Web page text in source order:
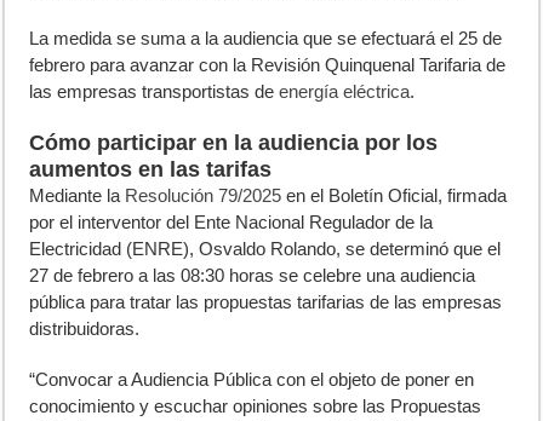
La medida se suma a la audiencia que se efectuará el 25 de
febrero para avanzar con la Revisión Quinquenal Tarifaria de
las empresas transportistas deenergía eléctrica.
Cómo participar en la audiencia por los
aumentos en las tarifas
Mediante la Resolución 79/2025 en el Boletín Oficial, firmada
por el interventor del Ente Nacional Regulador de la
Electricidad (ENRE), Osvaldo Rolando, se determinó que el
27 de febrero a las 08:30 horas se celebre una audiencia
pública para tratar las propuestas tarifarias de las empresas
distribuidoras.
“Convocar a Audiencia Pública con el objeto de poner en
conocimiento y escuchar opiniones sobre las Propuestas